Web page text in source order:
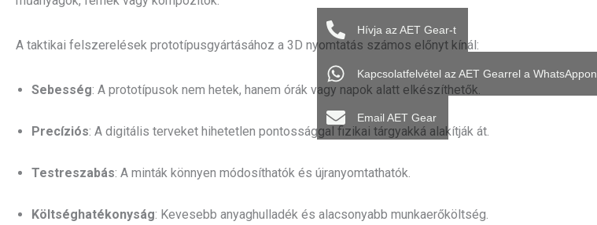
A taktikai felszerelések prototípusgyártásához a 3D nyomtatás számos előnyt kínál:
Sebesség: A prototípusok nem hetek, hanem órák vagy napok alatt elkészíthetők.
Precíziós: A digitális terveket hihetetlen pontossággal fizikai tárgyakká alakítják át.
Testreszabás: A minták könnyen módosíthatók és újranyomtathatók.
Költséghatékonyság: Kevesebb anyaghulladék és alacsonyabb munkaerőköltség.
Hívja az AET Gear-t
Kapcsolatfelvétel az AET Gearrel a WhatsAppon
Email AET Gear